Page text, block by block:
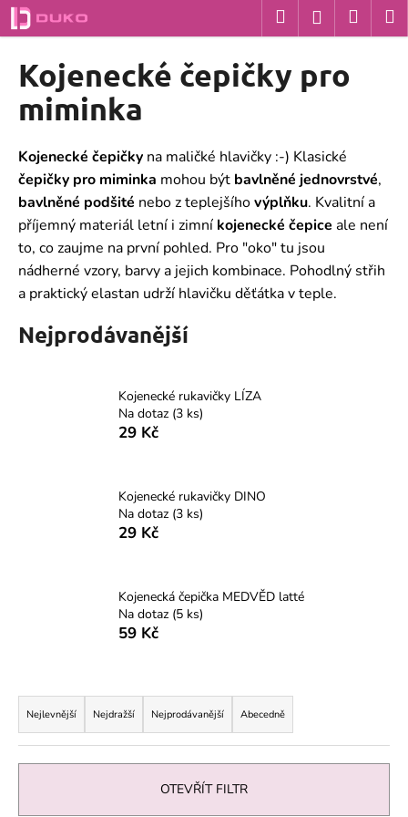
Přejít
na
obsah
HledatPřihlášení
Kojenecké čepičky pro
miminka
Kojenecké čepičky na maličké hlavičky :-) Klasické
čepičky pro miminka mohou být bavlněné jednovrstvé,
bavlněné podšité nebo z teplejšíhovýplňku. Kvalitní a
příjemný materiál letní i zimní kojenecké čepice ale není
to, co zaujme na první pohled. Pro "oko" tu jsou
nádherné vzory, barvy a jejich kombinace. Pohodlný střih
a praktický elastan udrží hlavičku děťátka v teple.
Nejprodávanější
Kojenecké rukavičky LÍZA
Na dotaz (3 ks)
29 Kč
Kojenecké rukavičky DINO
Na dotaz (3 ks)
29 Kč
Kojenecká čepička MEDVĚD latté
Na dotaz (5 ks)
59 Kč
Ř
a
z
e
Nejlevnější Nejdražší Nejprodávanější Abecedně
OTEVŘÍT FILTR
K
o
C
o
p
o
t
ř
e
b
u
e
HLEDAT
D
o
p
o